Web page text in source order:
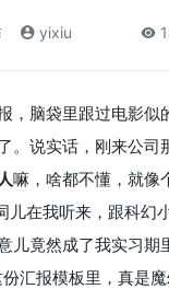
yixiu
，脑袋里跟过电影似
。说实话，刚来公司
嘛，啥都不懂，就像
儿在我听来，跟科幻
儿竟然成了我实习期
汇报模板里，真是